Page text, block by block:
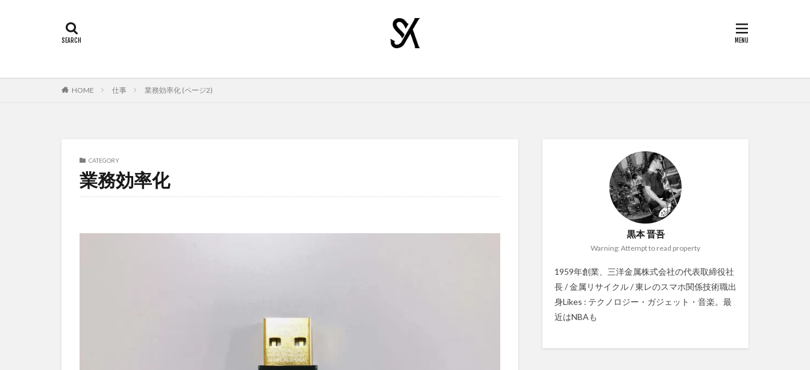
HOME 仕事 業務効率化 (ページ2)
CATEGORY
業務効率化
黒本 晋吾
Warning: Attempt to read property
1959年創業、三洋金属株式会社の代表取締役社
長 / 金属リサイクル / 東レのスマホ関係技術職出
身Likes : テクノロジー・ガジェット・音楽。最
近はNBAも